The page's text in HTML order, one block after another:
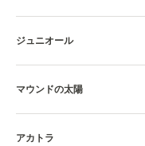
ジュニオール
マウンドの太陽
アカトラ